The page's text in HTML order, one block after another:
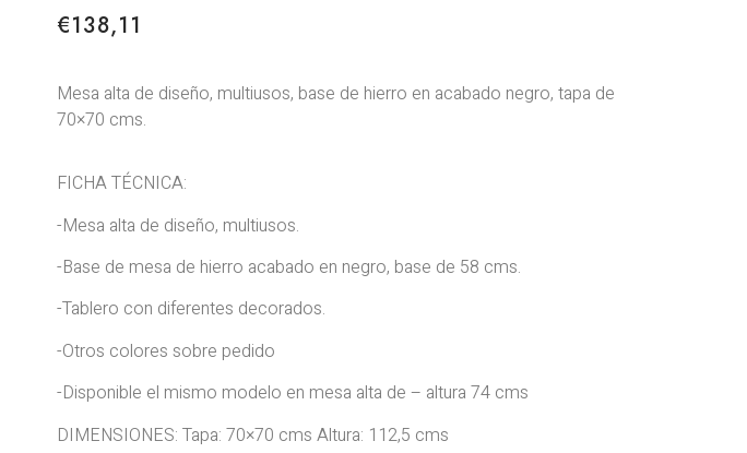
€138,11
Mesa alta de diseño, multiusos, base de hierro en acabado negro, tapa de
70×70 cms.
FICHA TÉCNICA:
-Mesa alta de diseño, multiusos.
-Base de mesa de hierro acabado en negro, base de 58 cms.
-Tablero con diferentes decorados.
-Otros colores sobre pedido
-Disponible el mismo modelo en mesa alta de – altura 74 cms
DIMENSIONES: Tapa: 70×70 cms Altura: 112,5 cms